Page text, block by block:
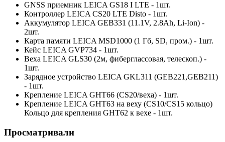
GNSS приемник LEICA GS18 I LTE - 1шт.
Контроллер LEICA CS20 LTE Disto - 1шт.
Аккумулятор LEICA GEB331 (11.1V, 2.8Ah, Li-Ion) -
2шт.
Карта памяти LEICA MSD1000 (1 Гб, SD, пром.) - 1шт.
Кейс LEICA GVP734 - 1шт.
Веха LEICA GLS30 (2м, фиберглассовая, телескоп.) -
1шт.
Зарядное устройство LEICA GKL311 (GEB221,GEB211)
- 1шт.
Крепление LEICA GHT66 (CS20/веха) - 1шт.
Крепление LEICA GHT63 на веху (CS10/CS15 кольцо)
Кольцо для крепления GHT62 к вехе - 1шт.
Просматривали